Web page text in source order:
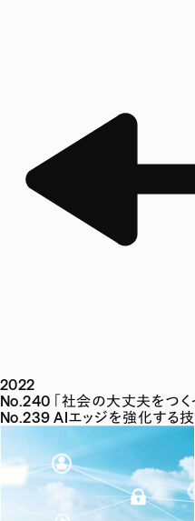
2022
No.240 「社会の大丈夫をつく
No.239 AIエッジを強化する